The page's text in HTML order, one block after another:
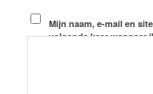
Mijn naam, e-mail en
volgende keer wanneer